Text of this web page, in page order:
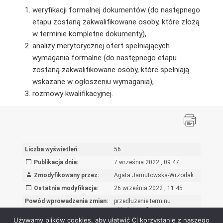
weryfikacji formalnej dokumentów (do następnego
etapu zostaną zakwalifikowane osoby, które złożą
w terminie kompletne dokumenty),
analizy merytorycznej ofert spełniających
wymagania formalne (do następnego etapu
zostaną zakwalifikowane osoby, które spełniają
wskazane w ogłoszeniu wymagania),
rozmowy kwalifikacyjnej.
Liczba wyświetleń:
56
Publikacja dnia:
7 września 2022 , 09:47
Zmodyfikowany przez:
Agata Jarnutowska-Wrzodak
Ostatnia modyfikacja:
26 września 2022 , 11:45
Powód wprowadzenia zmian:
przedłużenie terminu
Używamy plików cookies, aby ułatwić Ci korzystanie z naszego